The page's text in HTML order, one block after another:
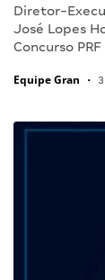
Diretor-
José Lopes
Concurso
Equipe Gran •